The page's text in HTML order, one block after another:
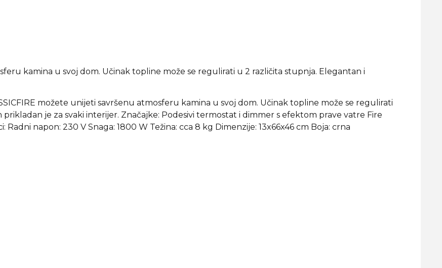
kamina u svoj dom. Učinak topline može se regulirati u 2 različita stupnja. Elegantan i
možete unijeti savršenu atmosferu kamina u svoj dom. Učinak topline može se regulirati
je za svaki interijer. Značajke: Podesivi termostat i dimmer s efektom prave vatre Fire
napon: 230 V Snaga: 1800 W Težina: cca 8 kg Dimenzije: 13x66x46 cm Boja: crna